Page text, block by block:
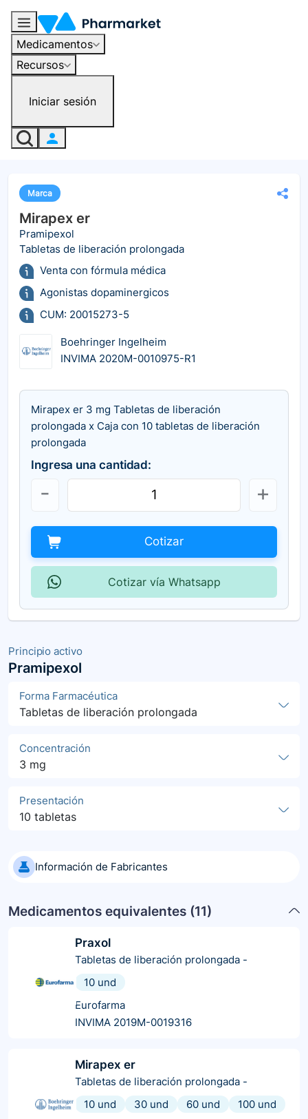
Medicamentos
Recursos
Iniciar sesión
Principio activo
Pramipexol
Forma Farmacéutica
Tabletas de liberación prolongada
Concentración
3 mg
Presentación
10 tabletas
Información de Fabricantes
Medicamentos equivalentes (11)
Praxol
Tabletas de liberación prolongada -
10 und
Eurofarma
INVIMA 2019M-0019316
Mirapex er
Tabletas de liberación prolongada -
10 und
30 und 60 und
100 und
Marca
Mirapex er
Pramipexol
Tabletas de liberación prolongada
Venta con fórmula médica
Agonistas dopaminergicos
CUM: 20015273-5
Boehringer Ingelheim
INVIMA 2020M-0010975-R1
Mirapex er 3 mg Tabletas de liberación
prolongada x Caja con 10 tabletas de liberación
prolongada
Ingresa una cantidad:
Cotizar
Cotizar vía Whatsapp